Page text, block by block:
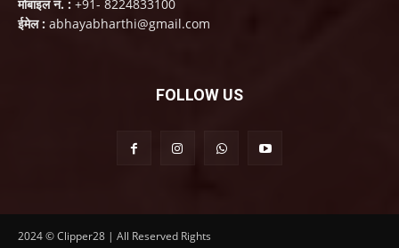
मोबाइल नं. : +91- 8224833100
ईमेल : abhayabharthi@gmail.com
FOLLOW US
2024 © Clipper28 | All Reserved Rights